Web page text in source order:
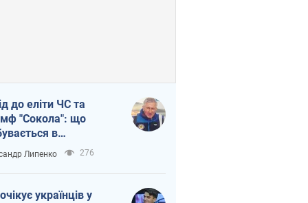
до еліти ЧС та
"Сокола": що
в
хокеї
Липенко 276
українців у